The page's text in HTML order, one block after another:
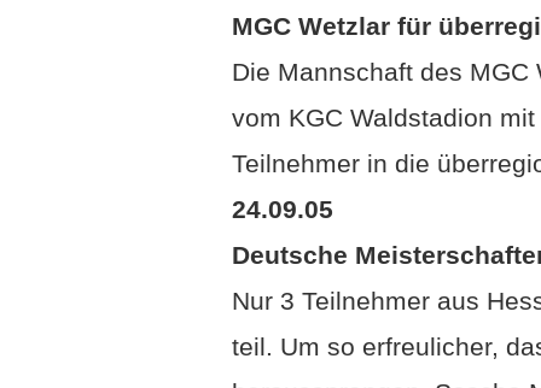
MGC Wetzlar für
Die Mannschaft des
vom KGC Waldstadion
Teilnehmer in die
24.09.05
Deutsche
Nur 3 Teilnehmer aus
teil. Um so erfreulicher,